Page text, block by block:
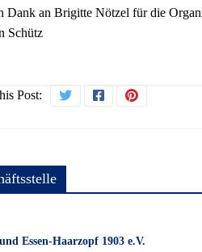
Dank an Brigitte Nötzel für die
Schütz
Post:
Essen-Haarzopf 1903 e.V.